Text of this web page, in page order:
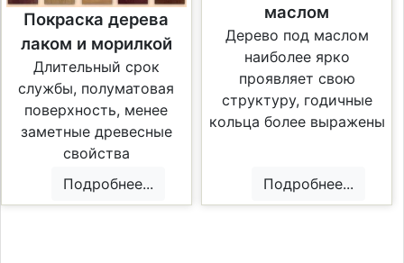
Покраска дерева
лаком и морилкой
Длительный срок
службы, полуматовая
поверхность, менее
заметные древесные
свойства
Подробнее...
маслом
Дерево под маслом
наиболее ярко
проявляет свою
структуру, годичные
кольца более выражены
Подробнее...